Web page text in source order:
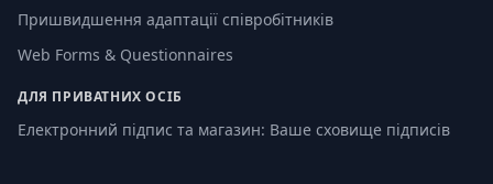
Пришвидшення адаптації співробітників
Web Forms & Questionnaires
ДЛЯ ПРИВАТНИХ ОСІБ
Електронний підпис та магазин: Ваше сховище підписів